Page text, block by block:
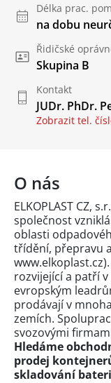
Délka prac.
na dobu
Řidičské
Skupina B
Kontakt
JUDr. PhDr.
Zobrazit tel.
O nás
ELKOPLAST CZ,
společnost
oblasti
třídění, přepravu
rozvijející a patří
evropským
prodávají v
zemích.
svozovými
Hledáme
prodej
skladování